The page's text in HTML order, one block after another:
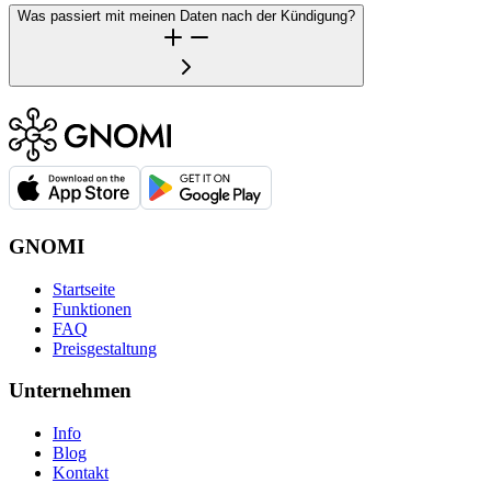
Was passiert mit meinen Daten nach der Kündigung?
GNOMI
Startseite
Funktionen
FAQ
Preisgestaltung
Unternehmen
Info
Blog
Kontakt